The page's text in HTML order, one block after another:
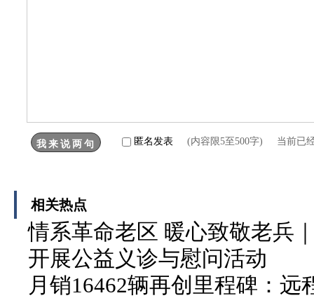
匿名发表 (内容限5至500字) 当前已
相关热点
情系革命老区 暖心致敬老兵
开展公益义诊与慰问活动
月销16462辆再创里程碑：远